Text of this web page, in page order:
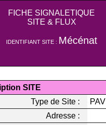
FICHE SIGNALETIQUE
SITE & FLUX
IDENTIFIANT SITE : Mécénat
SITE
Type de Site :
PAV
Adresse :